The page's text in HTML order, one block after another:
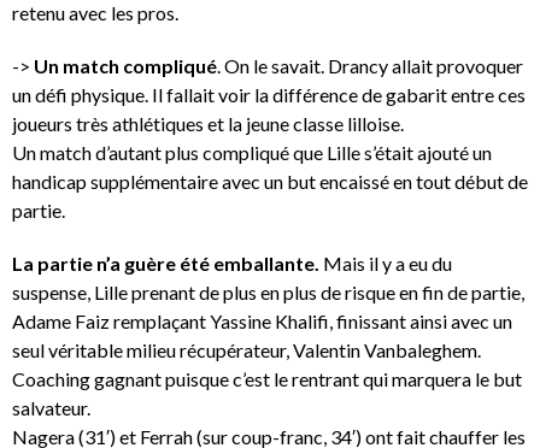
retenu avec les pros.
-> Un match compliqué. On le savait. Drancy allait provoquer
un défi physique. Il fallait voir la différence de gabarit entre ces
joueurs très athlétiques et la jeune classe lilloise.
Un match d’autant plus compliqué que Lille s’était ajouté un
handicap supplémentaire avec un but encaissé en tout début de
partie.
La partie n’a guère été emballante. Mais il y a eu du
suspense, Lille prenant de plus en plus de risque en fin de partie,
Adame Faiz remplaçant Yassine Khalifi, finissant ainsi avec un
seul véritable milieu récupérateur, Valentin Vanbaleghem.
Coaching gagnant puisque c’est le rentrant qui marquera le but
salvateur.
Nagera (31′) et Ferrah (sur coup-franc, 34′) ont fait chauffer les